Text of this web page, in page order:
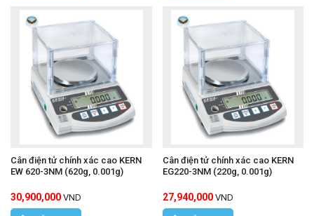
Cân điện tử chính xác cao KERN
EW 620-3NM (620g, 0.001g)
30,900,000 VND
Cân điện tử chính xác cao KERN
EG220-3NM (220g, 0.001g)
27,940,000 VND